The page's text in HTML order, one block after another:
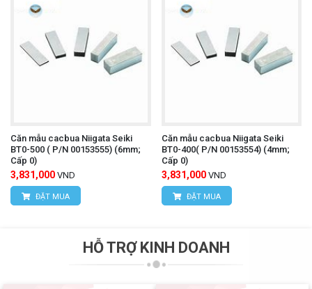
Căn mẫu cacbua Niigata Seiki
BT0-500 ( P/N 00153555) (6mm;
Cấp 0)
3,831,000 VND
ĐẶT MUA
Căn mẫu cacbua Niigata Seiki
BT0-400( P/N 00153554) (4mm;
Cấp 0)
3,831,000 VND
ĐẶT MUA
HỖ TRỢ KINH DOANH